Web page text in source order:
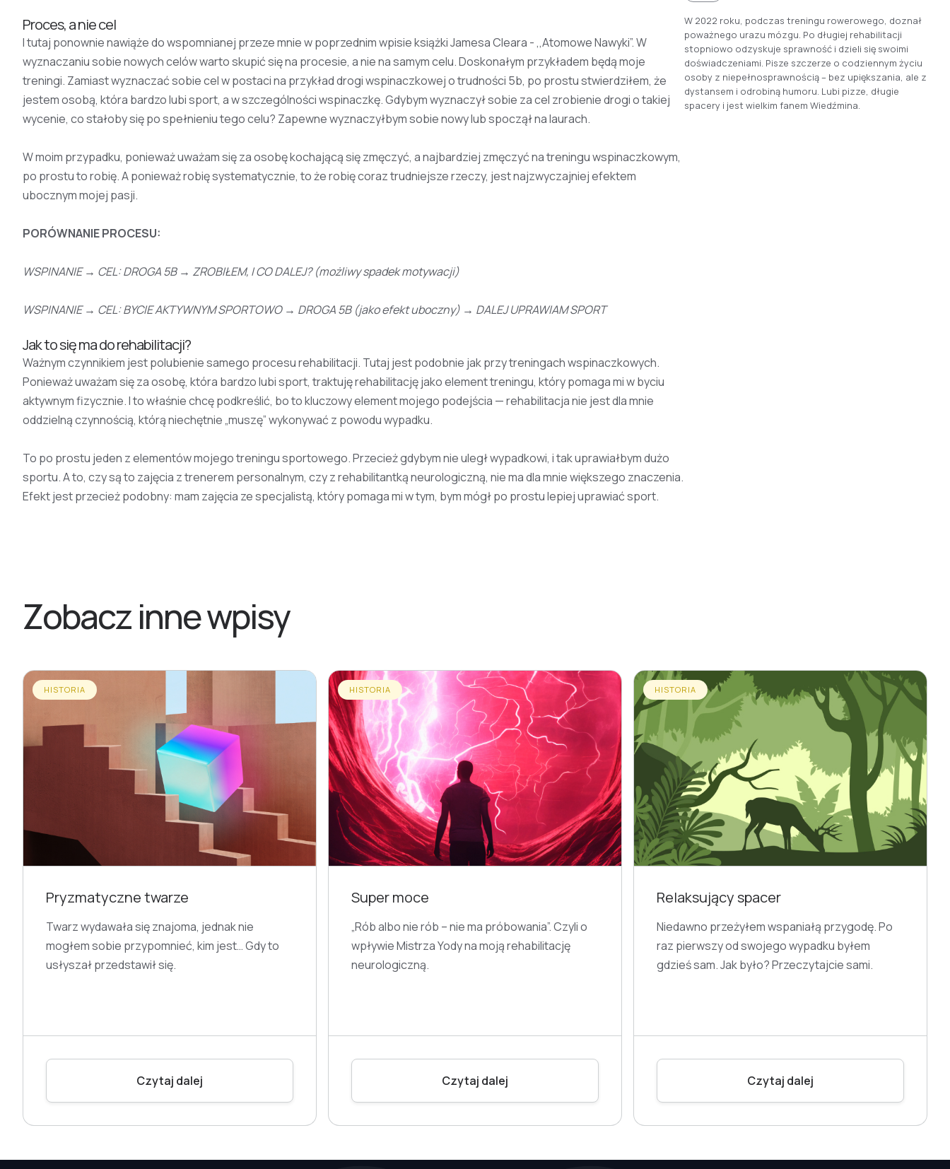
Proces, a nie cel
I tutaj ponownie nawiąże do wspomnianej przeze mnie w poprzednim wpisie książki Jamesa Cleara - ,,Atomowe Nawyki”. W
wyznaczaniu sobie nowych celów warto skupić się na procesie, a nie na samym celu. Doskonałym przykładem będą moje
treningi. Zamiast wyznaczać sobie cel w postaci na przykład drogi wspinaczkowej o trudności 5b, po prostu stwierdziłem, że
jestem osobą, która bardzo lubi sport, a w szczególności wspinaczkę. Gdybym wyznaczył sobie za cel zrobienie drogi o takiej
wycenie, co stałoby się po spełnieniu tego celu? Zapewne wyznaczyłbym sobie nowy lub spoczął na laurach.
W moim przypadku, ponieważ uważam się za osobę kochającą się zmęczyć, a najbardziej zmęczyć na treningu wspinaczkowym,
po prostu to robię. A ponieważ robię systematycznie, to że robię coraz trudniejsze rzeczy, jest najzwyczajniej efektem
ubocznym mojej pasji.
PORÓWNANIE PROCESU:
WSPINANIE → CEL: DROGA 5B → ZROBIŁEM, I CO DALEJ? (możliwy spadek motywacji)
WSPINANIE → CEL: BYCIE AKTYWNYM SPORTOWO → DROGA 5B (jako efekt uboczny) → DALEJ UPRAWIAM SPORT
Jak to się ma do rehabilitacji?
Ważnym czynnikiem jest polubienie samego procesu rehabilitacji. Tutaj jest podobnie jak przy treningach wspinaczkowych.
Ponieważ uważam się za osobę, która bardzo lubi sport, traktuję rehabilitację jako element treningu, który pomaga mi w byciu
aktywnym fizycznie. I to właśnie chcę podkreślić, bo to kluczowy element mojego podejścia — rehabilitacja nie jest dla mnie
oddzielną czynnością, którą niechętnie „muszę” wykonywać z powodu wypadku.
To po prostu jeden z elementów mojego treningu sportowego. Przecież gdybym nie uległ wypadkowi, i tak uprawiałbym dużo
sportu. A to, czy są to zajęcia z trenerem personalnym, czy z rehabilitantką neurologiczną, nie ma dla mnie większego znaczenia.
Efekt jest przecież podobny: mam zajęcia ze specjalistą, który pomaga mi w tym, bym mógł po prostu lepiej uprawiać sport.
W 2022 roku, podczas treningu rowerowego, doznał
poważnego urazu mózgu. Po długiej rehabilitacji
stopniowo odzyskuje sprawność i dzieli się swoimi
doświadczeniami. Pisze szczerze o codziennym życiu
osoby z niepełnosprawnością – bez upiększania, ale z
dystansem i odrobiną humoru. Lubi pizze, długie
spacery i jest wielkim fanem Wiedźmina.
Zobacz inne wpisy
HISTORIA
Pryzmatyczne twarze
Twarz wydawała się znajoma, jednak nie
mogłem sobie przypomnieć, kim jest… Gdy to
usłyszał przedstawił się.
Czytaj dalej
HISTORIA
Super moce
„Rób albo nie rób – nie ma próbowania”. Czyli o
wpływie Mistrza Yody na moją rehabilitację
neurologiczną.
Czytaj dalej
HISTORIA
Relaksujący spacer
Niedawno przeżyłem wspaniałą przygodę. Po
raz pierwszy od swojego wypadku byłem
gdzieś sam. Jak było? Przeczytajcie sami.
Czytaj dalej